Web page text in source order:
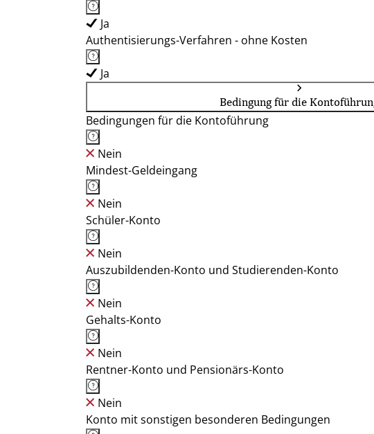
Ja
Authentisierungs-Verfahren - ohne Kosten
Ja
Bedingung für die
Bedingungen für die Kontoführung
Nein
Mindest-Geldeingang
Nein
Schüler-Konto
Nein
Auszubildenden-Konto und Studierenden-Konto
Nein
Gehalts-Konto
Nein
Rentner-Konto und Pensionärs-Konto
Nein
Konto mit sonstigen besonderen Bedingungen